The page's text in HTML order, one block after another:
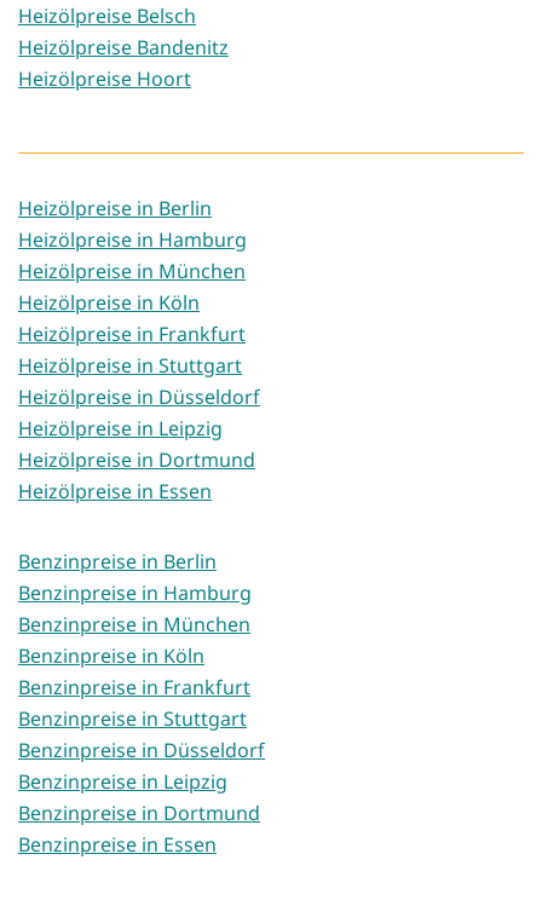
Heizölpreise Belsch
Heizölpreise Bandenitz
Heizölpreise Hoort
Heizölpreise in Berlin
Heizölpreise in Hamburg
Heizölpreise in München
Heizölpreise in Köln
Heizölpreise in Frankfurt
Heizölpreise in Stuttgart
Heizölpreise in Düsseldorf
Heizölpreise in Leipzig
Heizölpreise in Dortmund
Heizölpreise in Essen
Benzinpreise in Berlin
Benzinpreise in Hamburg
Benzinpreise in München
Benzinpreise in Köln
Benzinpreise in Frankfurt
Benzinpreise in Stuttgart
Benzinpreise in Düsseldorf
Benzinpreise in Leipzig
Benzinpreise in Dortmund
Benzinpreise in Essen